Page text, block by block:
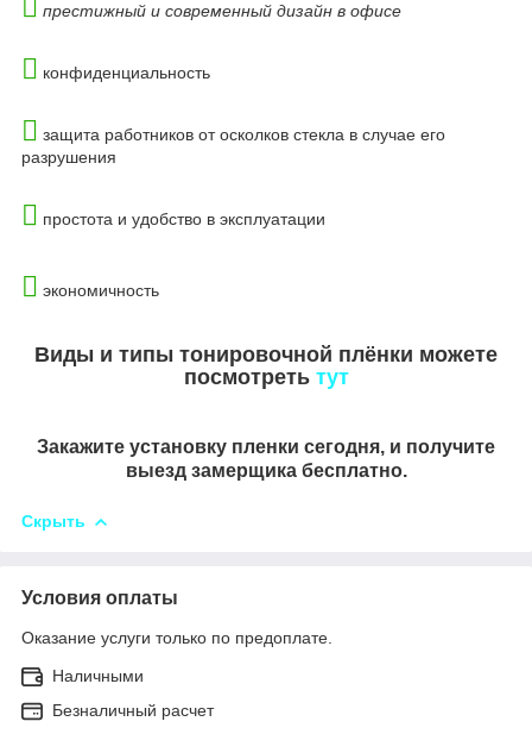
престижный и современный дизайн в офисе
конфиденциальность
защита работников от осколков стекла в случае его
разрушения
простота и удобство в эксплуатации
экономичность
Виды и типы тонировочной плёнки можете
посмотреть тут
Закажите установку пленки сегодня, и получите
выезд замерщика бесплатно.
Скрыть
Условия оплаты
Оказание услуги только по предоплате.
Наличными
Безналичный расчет